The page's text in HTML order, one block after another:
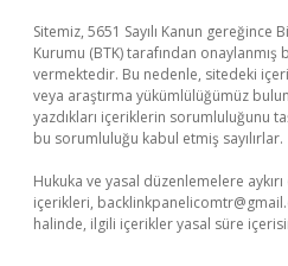
Sitemiz, 5651 Sayılı Kanun
Kurumu (BTK) tarafından onaylanmış
vermektedir. Bu nedenle, sitedeki
veya araştırma yükümlülüğümüz
yazdıkları içeriklerin sorumluluğunu
bu sorumluluğu kabul etmiş sayılırlar.
Hukuka ve yasal düzenlemelere
içerikleri,
halinde, ilgili içerikler yasal süre